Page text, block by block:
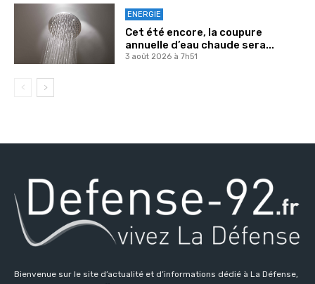
ENERGIE
Cet été encore, la coupure
annuelle d’eau chaude sera...
3 août 2026 à 7h51
Bienvenue sur le site d’actualité et d’informations dédié à La Défense,